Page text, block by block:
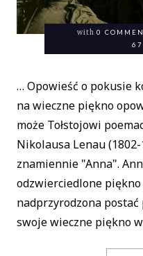
with 0
… Opowieść o pokusie
na wieczne piękno
może Tołstojowi
Nikolausa Lenau
znamiennie "Anna".
odzwierciedlone
nadprzyrodzona
swoje wieczne piękno w